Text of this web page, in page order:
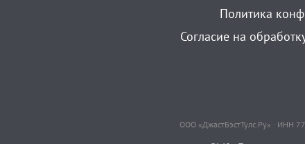
Политика
Согласие на
ООО «ДжастБэстТулс.Ру» · ИНН